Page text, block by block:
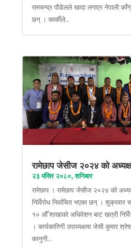
रामचन्द्र पौडेलले खादा लगाएर नेपाली
छन् । कार्कीले...
रामेछाप जेसीज २०२४ को
२३ मंसिर २०८०, शनिबार
रामेछाप । रामेछाप जेसीज २०२४ को
निर्विरोध निर्वाचित भएका छन् । शुक्रवार
१० औँ शाखाको अधिवेशन बाट खत्री
। कार्यकारिणी उपाध्यक्षमा जेसी कुमार
कानुनी...